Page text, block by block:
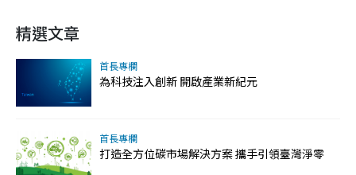
精選文章
首長專欄
為科技注入創新 開啟產業新紀元
首長專欄
打造全方位碳市場解決方案 攜手引領臺灣淨零